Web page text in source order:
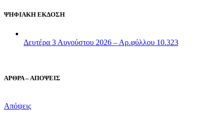
ΨΗΦΙΑΚΗ ΕΚΔΟΣΗ
Δευτέρα 3 Αυγούστου 2026 – Αρ.φύλλου 10.323
ΑΡΘΡΑ – ΑΠΟΨΕΙΣ
Απόψεις